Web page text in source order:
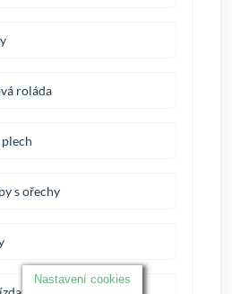
roláda
s ořechy
Nastavení cookies